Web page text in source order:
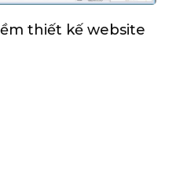
thiết kế website